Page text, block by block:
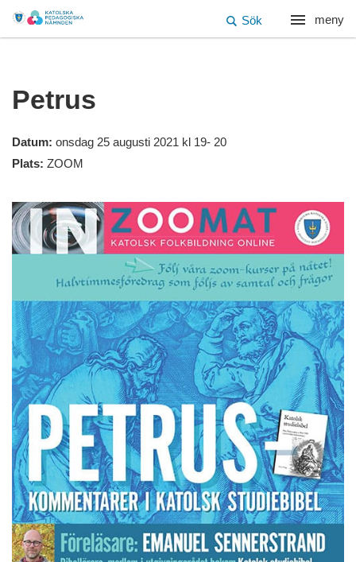
meny
Sök
Petrus
Datum: onsdag 25 augusti 2021 kl 19- 20
Plats: ZOOM